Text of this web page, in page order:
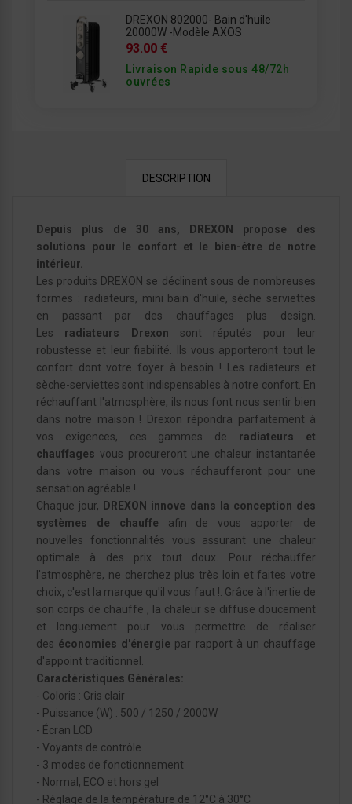
DREXON 802000- Bain d'huile
20000W -Modèle AXOS
93.00 €
Livraison Rapide sous 48/72h
ouvrées
DESCRIPTION
Depuis plus de 30 ans, DREXON propose des
solutions pour le confort et le bien-être de notre
intérieur.
Les produits DREXON se déclinent sous de nombreuses
formes : radiateurs, mini bain d'huile, sèche serviettes
en passant par des chauffages plus design.
Les radiateurs Drexon sont réputés pour leur
robustesse et leur fiabilité. Ils vous apporteront tout le
confort dont votre foyer à besoin ! Les radiateurs et
sèche-serviettes sont indispensables à notre confort. En
réchauffant l'atmosphère, ils nous font nous sentir bien
dans notre maison ! Drexon répondra parfaitement à
vos exigences, ces gammes de radiateurs et
chauffages vous procureront une chaleur instantanée
dans votre maison ou vous réchaufferont pour une
sensation agréable !
Chaque jour, DREXON innove dans la conception des
systèmes de chauffe afin de vous apporter de
nouvelles fonctionnalités vous assurant une chaleur
optimale à des prix tout doux. Pour réchauffer
l'atmosphère, ne cherchez plus très loin et faites votre
choix, c'est la marque qu'il vous faut !. Grâce à l'inertie de
son corps de chauffe , la chaleur se diffuse doucement
et longuement pour vous permettre de réaliser
des économies d'énergie par rapport à un chauffage
d'appoint traditionnel.
Caractéristiques Générales:
- Coloris : Gris clair
- Puissance (W) : 500 / 1250 / 2000W
- Écran LCD
- Voyants de contrôle
- 3 modes de fonctionnement
- Normal, ECO et hors gel
- Réglage de la température de 12°C à 30°C